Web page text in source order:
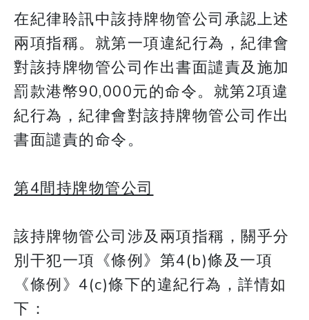
在紀律聆訊中該持牌物管公司承認上述
兩項指稱。就第一項違紀行為，紀律會
對該持牌物管公司作出書面譴責及施加
罰款港幣90,000元的命令。就第2項違
紀行為，紀律會對該持牌物管公司作出
書面譴責的命令。
第4間持牌物管公司
該持牌物管公司涉及兩項指稱，關乎分
別干犯一項《條例》第4(b)條及一項
《條例》4(c)條下的違紀行為，詳情如
下：